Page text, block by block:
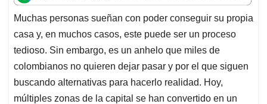
t
s
A
p
p
e
b
o
o
k
k
e
d
I
n
i
l
e
a
d
s
Muchas personas sueñan con poder conseguir su propia
casa y, en muchos casos, este puede ser un proceso
tedioso. Sin embargo, es un anhelo que miles de
colombianos no quieren dejar pasar y por el que siguen
buscando alternativas para hacerlo realidad. Hoy,
múltiples zonas de la capital se han convertido en un